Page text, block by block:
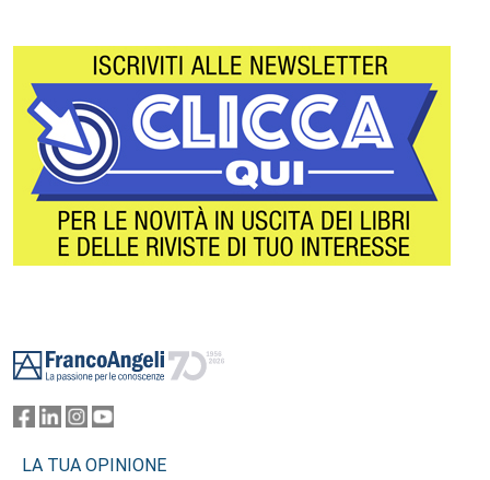
LA TUA OPINIONE